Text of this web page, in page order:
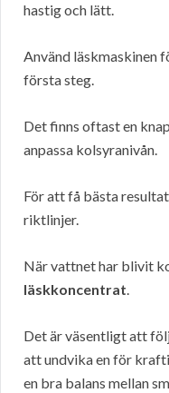
hastig och lätt.
Använd läskmaskinen
första steg.
Det finns oftast en
anpassa kolsyranivån.
För att få bästa
riktlinjer.
När vattnet har blivit
läskkoncentrat.
Det är väsentligt att
att undvika en för
en bra balans mellan